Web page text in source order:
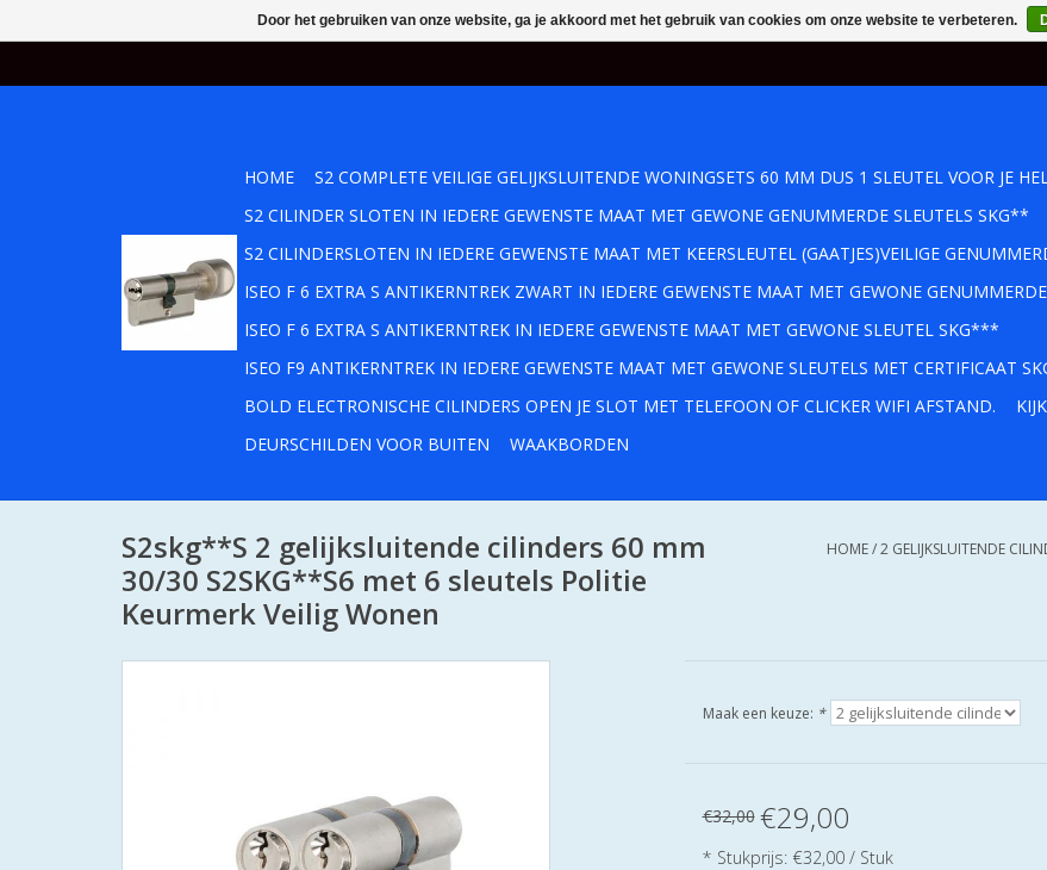
HOME
S2 COMPLETE VEILIGE GELIJKSLUITENDE WONINGSETS 60 MM DUS 1 SLEUTEL VOOR JE
S2 CILINDER SLOTEN IN IEDERE GEWENSTE MAAT MET GEWONE GENUMMERDE SLEUTELS SKG**
S2 CILINDERSLOTEN IN IEDERE GEWENSTE MAAT MET KEERSLEUTEL (GAATJES)VEILIGE
ISEO F 6 EXTRA S ANTIKERNTREK ZWART IN IEDERE GEWENSTE MAAT MET GEWONE
ISEO F 6 EXTRA S ANTIKERNTREK IN IEDERE GEWENSTE MAAT MET GEWONE SLEUTEL SKG***
ISEO F9 ANTIKERNTREK IN IEDERE GEWENSTE MAAT MET GEWONE SLEUTELS MET CERTIFICAAT
BOLD ELECTRONISCHE CILINDERS OPEN JE SLOT MET TELEFOON OF CLICKER WIFI AFSTAND.
DEURSCHILDEN VOOR BUITEN
WAAKBORDEN
S2skg**S 2 gelijksluitende cilinders 60 mm
30/30 S2SKG**S6 met 6 sleutels Politie
Keurmerk Veilig Wonen
HOME/2 GELIJKSLUITENDE
Maak een keuze: *
€32,00 €29,00
* Stukprijs: €32,00 / Stuk
Door het gebruiken van onze website, ga je akkoord met het gebruik van cookies om onze website te verbeteren.